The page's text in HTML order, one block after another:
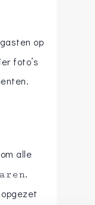
op
foto’s
alle
.